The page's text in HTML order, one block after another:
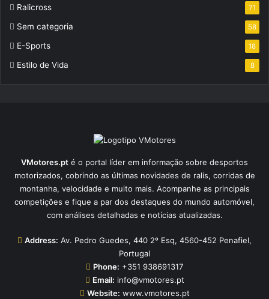
Ralicross 71
Sem categoria 58
E-Sports 18
Estilo de Vida 8
VMotores.pt é o portal líder em informação sobre desportos
motorizados, cobrindo as últimas novidades de ralis, corridas de
montanha, velocidade e muito mais. Acompanhe as principais
competições e fique a par dos destaques do mundo automóvel,
com análises detalhadas e notícias atualizadas.
Address: Av. Pedro Guedes, 440 2º Esq, 4560-452 Penafiel,
Portugal
Phone: +351 938691317
Email: info@vmotores.pt
Website: www.vmotores.pt